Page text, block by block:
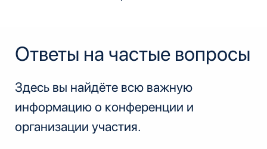
Ответы на частые вопросы
Здесь вы найдёте всю важную
информацию о конференции и
организации участия.